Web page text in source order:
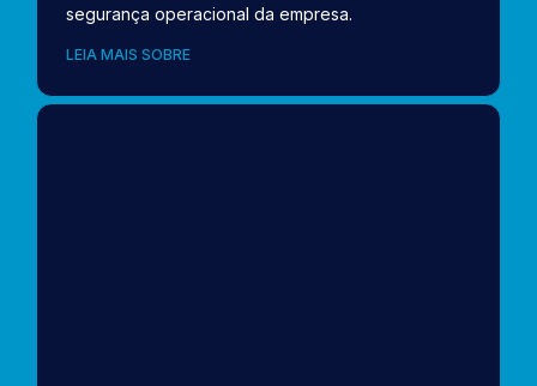
segurança operacional da empresa.
LEIA MAIS SOBRE